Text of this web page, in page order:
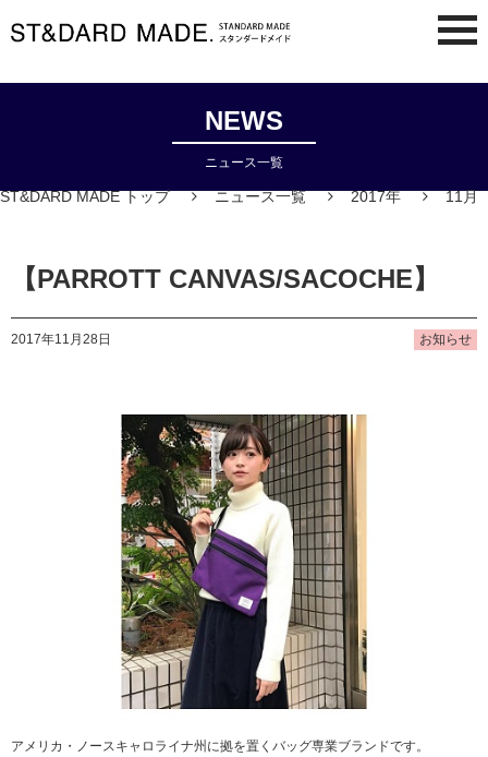
NEWS
ニュース一覧
ST&DARD MADE トップ ニュース一覧 2017年 11月
【PARROTT CANVAS/SACOCHE】
2017年11月28日 お知らせ
アメリカ・ノースキャロライナ州に拠を置くバッグ専業ブランドです。